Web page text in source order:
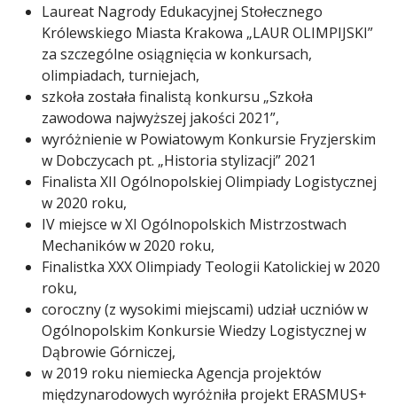
Laureat Nagrody Edukacyjnej Stołecznego
Królewskiego Miasta Krakowa „LAUR OLIMPIJSKI”
za szczególne osiągnięcia w konkursach,
olimpiadach, turniejach,
szkoła została finalistą konkursu „Szkoła
zawodowa najwyższej jakości 2021”,
wyróżnienie w Powiatowym Konkursie Fryzjerskim
w Dobczycach pt. „Historia stylizacji” 2021
Finalista XII Ogólnopolskiej Olimpiady Logistycznej
w 2020 roku,
IV miejsce w XI Ogólnopolskich Mistrzostwach
Mechaników w 2020 roku,
Finalistka XXX Olimpiady Teologii Katolickiej w 2020
roku,
coroczny (z wysokimi miejscami) udział uczniów w
Ogólnopolskim Konkursie Wiedzy Logistycznej w
Dąbrowie Górniczej,
w 2019 roku niemiecka Agencja projektów
międzynarodowych wyróżniła projekt ERASMUS+